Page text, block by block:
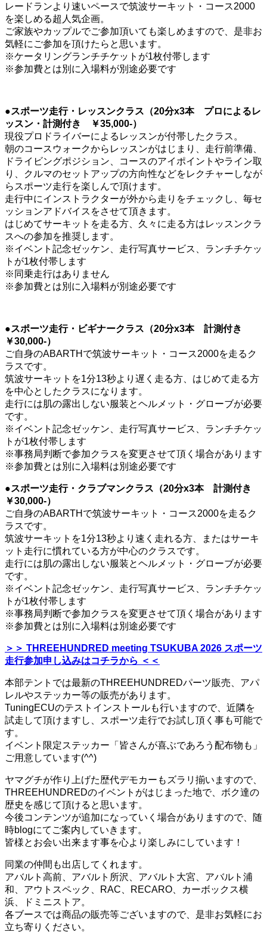
レードランより速いペースで筑波サーキット・コース2000
を楽しめる超人気企画。
ご家族やカップルでご参加頂いても楽しめますので、是非お
気軽にご参加を頂けたらと思います。
※ケータリングランチチケットが1枚付帯します
※参加費とは別に入場料が別途必要です
●スポーツ走行・レッスンクラス（20分x3本 プロによるレ
ッスン・計測付き ￥35,000-）
現役プロドライバーによるレッスンが付帯したクラス。
朝のコースウォークからレッスンがはじまり、走行前準備、
ドライビングポジション、コースのアイポイントやライン取
り、クルマのセットアップの方向性などをレクチャーしなが
らスポーツ走行を楽しんで頂けます。
走行中にインストラクターが外から走りをチェックし、毎セ
ッションアドバイスをさせて頂きます。
はじめてサーキットを走る方、久々に走る方はレッスンクラ
スへの参加を推奨します。
※イベント記念ゼッケン、走行写真サービス、ランチチケッ
トが1枚付帯します
※同乗走行はありません
※参加費とは別に入場料が別途必要です
●スポーツ走行・ビギナークラス（20分x3本 計測付き
￥30,000-）
ご自身のABARTHで筑波サーキット・コース2000を走るク
ラスです。
筑波サーキットを1分13秒より遅く走る方、はじめて走る方
を中心としたクラスになります。
走行には肌の露出しない服装とヘルメット・グローブが必要
です。
※イベント記念ゼッケン、走行写真サービス、ランチチケッ
トが1枚付帯します
※事務局判断で参加クラスを変更させて頂く場合があります
※参加費とは別に入場料は別途必要です
●スポーツ走行・クラブマンクラス（20分x3本 計測付き
￥30,000-）
ご自身のABARTHで筑波サーキット・コース2000を走るク
ラスです。
筑波サーキットを1分13秒より速く走れる方、またはサーキ
ット走行に慣れている方が中心のクラスです。
走行には肌の露出しない服装とヘルメット・グローブが必要
です。
※イベント記念ゼッケン、走行写真サービス、ランチチケッ
トが1枚付帯します
※事務局判断で参加クラスを変更させて頂く場合があります
※参加費とは別に入場料は別途必要です
＞＞ THREEHUNDRED meeting TSUKUBA 2026 スポーツ
走行参加申し込みはコチラから ＜＜
本部テントでは最新のTHREEHUNDREDパーツ販売、アパ
レルやステッカー等の販売があります。
TuningECUのテストインストールも行いますので、近隣を
試走して頂けますし、スポーツ走行でお試し頂く事も可能で
す。
イベント限定ステッカー「皆さんが喜ぶであろう配布物も」
ご用意しています(^^)
ヤマグチが作り上げた歴代デモカーもズラリ揃いますので、
THREEHUNDREDのイベントがはじまった地で、ボク達の
歴史を感じて頂けると思います。
今後コンテンツが追加になっていく場合がありますので、随
時blogにてご案内していきます。
皆様とお会い出来ます事を心より楽しみにしています！
同業の仲間も出店してくれます。
アバルト高前、アバルト所沢、アバルト大宮、アバルト浦
和、アウトスペック、RAC、RECARO、カーボックス横
浜、ドミニストア。
各ブースでは商品の販売等ございますので、是非お気軽にお
立ち寄りください。